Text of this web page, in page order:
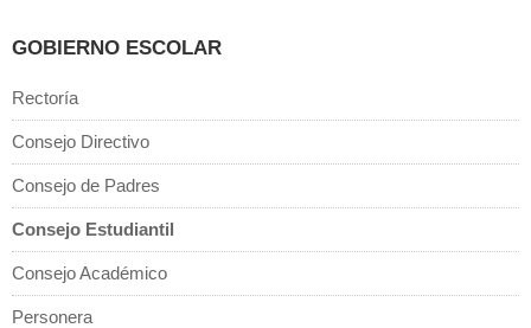
GOBIERNO ESCOLAR
Rectoría
Consejo Directivo
Consejo de Padres
Consejo Estudiantil
Consejo Académico
Personera